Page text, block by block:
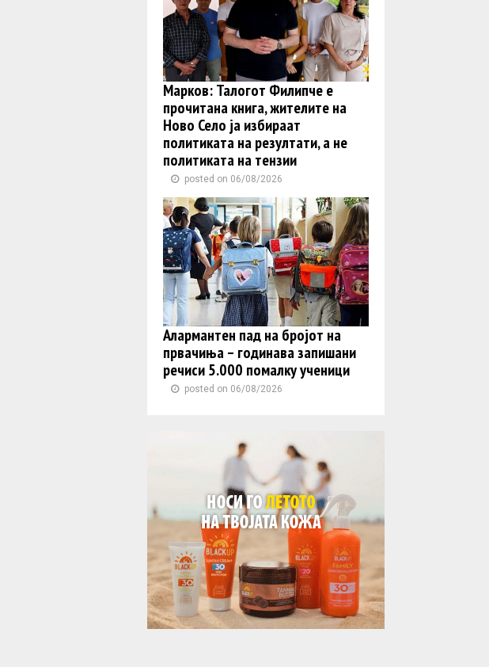
Марков: Талогот Филипче е
прочитана книга, жителите на
Ново Село ја избираат
политиката на резултати, а не
политиката на тензии
posted on 06/08/2026
Алармантен пад на бројот на
првачиња – годинава запишани
речиси 5.000 помалку ученици
posted on 06/08/2026